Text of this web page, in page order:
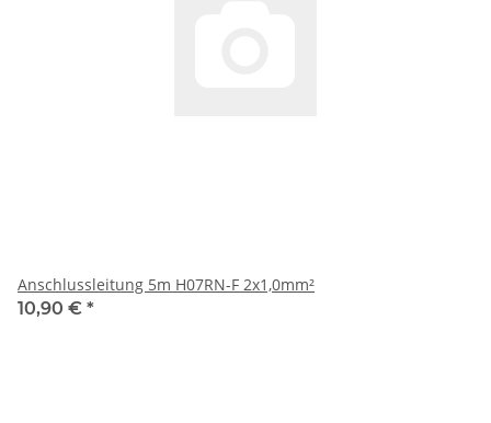
Anschlussleitung 5m H07RN-F 2x1,0mm²
10,90 € *